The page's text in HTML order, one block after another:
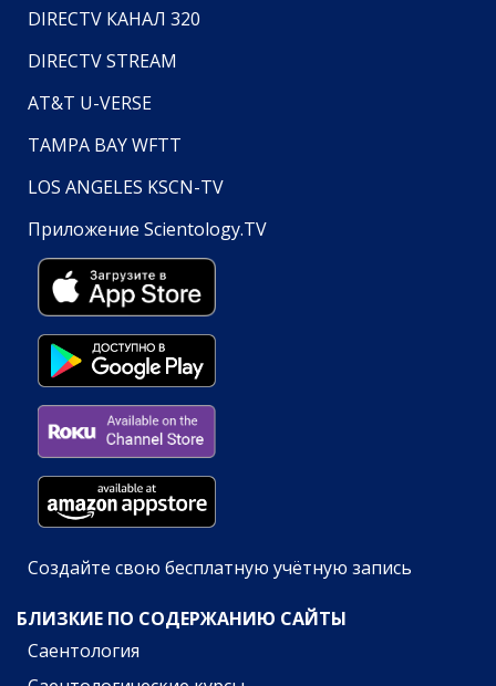
DIRECTV КАНАЛ 320
DIRECTV STREAM
AT&T U-VERSE
TAMPA BAY WFTT
LOS ANGELES KSCN-TV
Приложение Scientology.TV
Создайте свою бесплатную учётную запись
БЛИЗКИЕ ПО СОДЕРЖАНИЮ САЙТЫ
Саентология